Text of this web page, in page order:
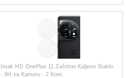
Imak HD OnePlus 11 Zaštitno Kaljeno Staklo
- 9H za Kameru - 2 Kom.